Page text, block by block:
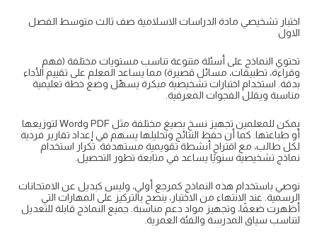
اختبار تشخيصي مادة الدراسات الاسلامية صف ثالث متوسط الفصل
الاول
تحتوي النماذج على أسئلة متنوعة تناسب مستويات مختلفة (فهم
وقراءة، تطبيقات، مسائل قصيرة) مما يساعد المعلم على تقييم الأداء
بدقة. استخدام اختبارات تشخيصية مبكرة يسهّل وضع خطة تعليمية
مناسبة ويقلل الفجوات المعرفية.
يمكن للمعلمين تجهيز نسخ بصيغ مختلفة مثل PDF وWord لتوزيعها
أو طباعتها. كما أن حفظ النتائج وتحليلها يسهم في إعداد تقارير فردية
لكل طالب، مع اقتراح أنشطة تقويمية مستهدفة. تكرار استخدام
نماذج تشخيصية سنويًا يساعد في متابعة تطور التحصيل.
نوصي باستخدام هذه النماذج كمرجع أولي، وليس كبديل عن الامتحانات
الرسمية. عند الانتهاء من الاختبار، ينصح بالتركيز على المهارات التي
أظهرت ضعفًا، وتجهيز مواد دعم مناسبة. جميع النماذج قابلة للتعديل
لتناسب سياق المدرسة والفئة العمرية.